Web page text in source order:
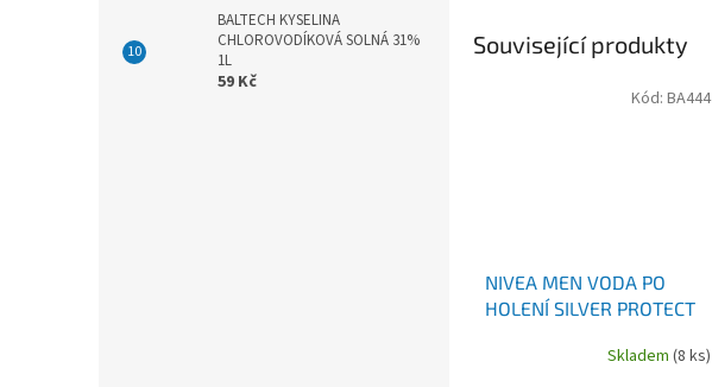
BALTECH KYSELINA
CHLOROVODÍKOVÁ SOLNÁ 31%
1L
59 Kč
Související produkty
NIVEA MEN VODA PO
HOLENÍ SILVER PROTECT
Skladem (8 ks)
Kód: BA444